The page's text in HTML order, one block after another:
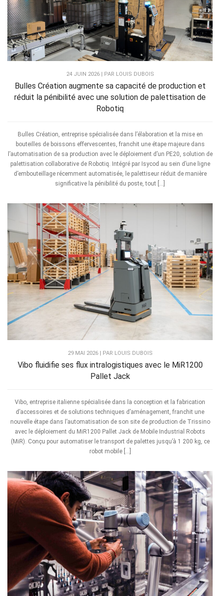
24 JUIN 2026 | PAR LOUIS DUBOIS
Bulles Création augmente sa capacité de production et
réduit la pénibilité avec une solution de palettisation de
Robotiq
Bulles Création, entreprise spécialisée dans l’élaboration et la mise en
bouteilles de boissons effervescentes, franchit une étape majeure dans
l’automatisation de sa production avec le déploiement d’un PE20, solution de
palettisation collaborative de Robotiq. Intégré par Isycod au sein d’une ligne
d’embouteillage récemment automatisée, le palettiseur réduit de manière
significative la pénibilité du poste, tout […]
29 MAI 2026 | PAR LOUIS DUBOIS
Vibo fluidifie ses flux intralogistiques avec le MiR1200
Pallet Jack
Vibo, entreprise italienne spécialisée dans la conception et la fabrication
d’accessoires et de solutions techniques d’aménagement, franchit une
nouvelle étape dans l’automatisation de son site de production de Trissino
avec le déploiement du MiR1200 Pallet Jack de Mobile Industrial Robots
(MiR). Conçu pour automatiser le transport de palettes jusqu’à 1 200 kg, ce
robot mobile […]